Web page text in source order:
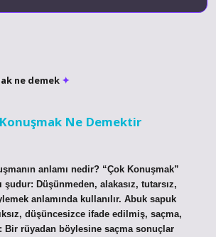
ne demek
Ne Demektir
anlamı nedir? “Çok Konuşmak”
Düşünmeden, alakasız, tutarsız,
anlamında kullanılır. Abuk sapuk
düşüncesizce ifade edilmiş, saçma,
Bir rüyadan böylesine saçma sonuçlar